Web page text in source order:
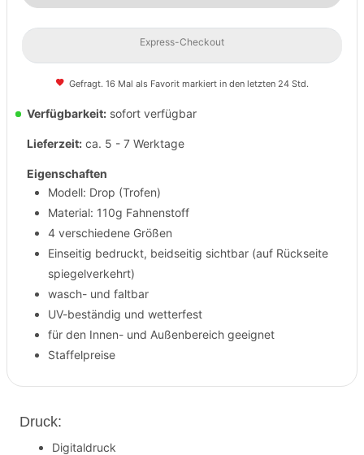
Express-Checkout
Gefragt. 16 Mal als Favorit markiert in den letzten 24 Std.
Verfügbarkeit: sofort verfügbar
Lieferzeit: ca. 5 - 7 Werktage
Eigenschaften
Modell: Drop (Trofen)
Material: 110g Fahnenstoff
4 verschiedene Größen
Einseitig bedruckt, beidseitig sichtbar (auf Rückseite
spiegelverkehrt)
wasch- und faltbar
UV-beständig und wetterfest
für den Innen- und Außenbereich geeignet
Staffelpreise
Druck:
Digitaldruck